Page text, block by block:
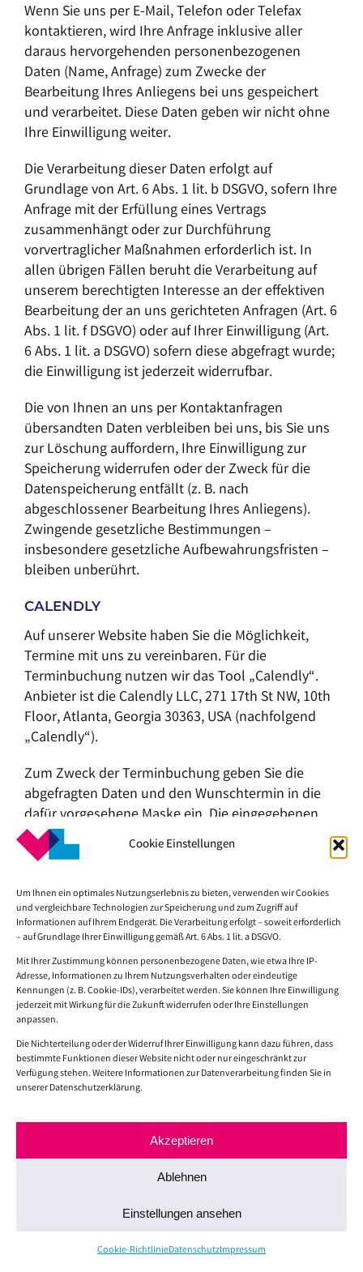
Cookie Einstellungen
Um Ihnen ein optimales Nutzungserlebnis zu bieten, verwenden wir Cookies
und vergleichbare Technologien zur Speicherung und zum Zugriff auf
Informationen auf Ihrem Endgerät. Die Verarbeitung erfolgt – soweit erforderlich
– auf Grundlage Ihrer Einwilligung gemäß Art. 6 Abs. 1 lit. a DSGVO.
Mit Ihrer Zustimmung können personenbezogene Daten, wie etwa Ihre IP-
Adresse, Informationen zu Ihrem Nutzungsverhalten oder eindeutige
Kennungen (z. B. Cookie-IDs), verarbeitet werden. Sie können Ihre Einwilligung
jederzeit mit Wirkung für die Zukunft widerrufen oder Ihre Einstellungen
anpassen.
Die Nichterteilung oder der Widerruf Ihrer Einwilligung kann dazu führen, dass
bestimmte Funktionen dieser Website nicht oder nur eingeschränkt zur
Verfügung stehen. Weitere Informationen zur Datenverarbeitung finden Sie in
unserer Datenschutzerklärung.
Akzeptieren
Ablehnen
Einstellungen ansehen
Cookie-RichtlinieDatenschutzImpressum
Wenn Sie uns per E-Mail, Telefon oder Telefax
kontaktieren, wird Ihre Anfrage inklusive aller
daraus hervorgehenden personenbezogenen
Daten (Name, Anfrage) zum Zwecke der
Bearbeitung Ihres Anliegens bei uns gespeichert
und verarbeitet. Diese Daten geben wir nicht ohne
Ihre Einwilligung weiter.
Die Verarbeitung dieser Daten erfolgt auf
Grundlage von Art. 6 Abs. 1 lit. b DSGVO, sofern Ihre
Anfrage mit der Erfüllung eines Vertrags
zusammenhängt oder zur Durchführung
vorvertraglicher Maßnahmen erforderlich ist. In
allen übrigen Fällen beruht die Verarbeitung auf
unserem berechtigten Interesse an der effektiven
Bearbeitung der an uns gerichteten Anfragen (Art. 6
Abs. 1 lit. f DSGVO) oder auf Ihrer Einwilligung (Art.
6 Abs. 1 lit. a DSGVO) sofern diese abgefragt wurde;
die Einwilligung ist jederzeit widerrufbar.
Die von Ihnen an uns per Kontaktanfragen
übersandten Daten verbleiben bei uns, bis Sie uns
zur Löschung auffordern, Ihre Einwilligung zur
Speicherung widerrufen oder der Zweck für die
Datenspeicherung entfällt (z. B. nach
abgeschlossener Bearbeitung Ihres Anliegens).
Zwingende gesetzliche Bestimmungen –
insbesondere gesetzliche Aufbewahrungsfristen –
bleiben unberührt.
CALENDLY
Auf unserer Website haben Sie die Möglichkeit,
Termine mit uns zu vereinbaren. Für die
Terminbuchung nutzen wir das Tool „Calendly“.
Anbieter ist die Calendly LLC, 271 17th St NW, 10th
Floor, Atlanta, Georgia 30363, USA (nachfolgend
„Calendly“).
Zum Zweck der Terminbuchung geben Sie die
abgefragten Daten und den Wunschtermin in die
dafür vorgesehene Maske ein. Die eingegebenen
Daten werden für die Planung, Durchführung und
ggf. für die Nachbereitung des Termins verwendet.
von Calendly gespeichert, dessen
Datenschutzerklärung Sie hier einsehen können:
https://calendly.com/privacy.
Die von Ihnen eingegebenen Daten verbleiben bei
uns, bis Sie uns zur Löschung auffordern, Ihre
Einwilligung zur Speicherung widerrufen oder der
Zweck für die Datenspeicherung entfällt.
Zwingende gesetzliche Bestimmungen –
insbesondere Aufbewahrungsfristen – bleiben
unberührt.
Rechtsgrundlage für die Datenverarbeitung ist Art.
6 Abs. 1 lit. f DSGVO. Der Websitebetreiber hat ein
berechtigtes Interesse an einer möglichst
Interessenten und Kunden. Sofern eine
erfolgt die Verarbeitung ausschließlich auf